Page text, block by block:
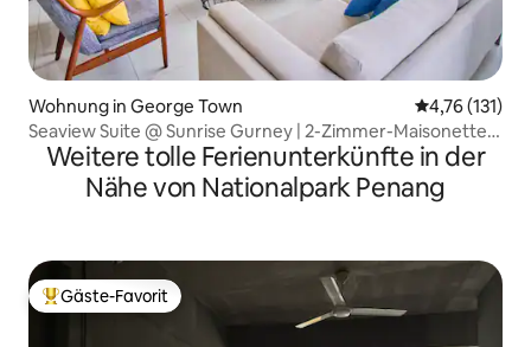
Wohnung in George Town
4,76 (131)
Seaview Suite @ Sunrise Gurney | 2-Zimmer-Maisonette-
Suite mit Meerblick
Weitere tolle Ferienunterkünfte in der
Nähe von Nationalpark Penang
Beliebter Gäste-Favorit.
Gäste-Favorit